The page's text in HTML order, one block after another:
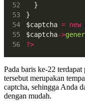
  }
}
$captcha = new
$captcha->
?>
Pada baris ke-22 terdapat
tersebut merupakan
captcha, sehingga Anda
dengan mudah.